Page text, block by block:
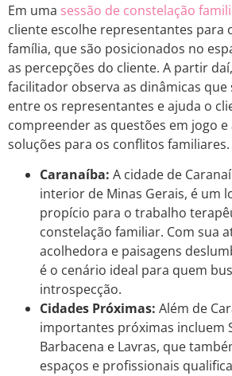
Em uma sessão de constelação
cliente escolhe representantes para
família, que são posicionados no
as percepções do cliente. A partir
facilitador observa as dinâmicas que
entre os representantes e ajuda o
compreender as questões em jogo
soluções para os conflitos familiares.
Caranaíba: A cidade de
interior de Minas Gerais, é um
propício para o trabalho
constelação familiar. Com sua
acolhedora e paisagens
é o cenário ideal para quem
introspecção.
Cidades Próximas: Além de
importantes próximas incluem
Barbacena e Lavras, que
espaços e profissionais